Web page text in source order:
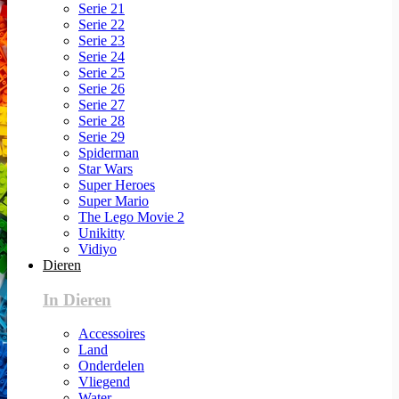
Serie 21
Serie 22
Serie 23
Serie 24
Serie 25
Serie 26
Serie 27
Serie 28
Serie 29
Spiderman
Star Wars
Super Heroes
Super Mario
The Lego Movie 2
Unikitty
Vidiyo
Dieren
In Dieren
Accessoires
Land
Onderdelen
Vliegend